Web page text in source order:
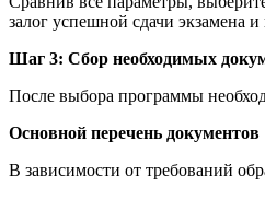
залог успешной сдачи экзамена
Шаг 3: Сбор необходимых
После выбора программы
Основной перечень документов
В зависимости от требований